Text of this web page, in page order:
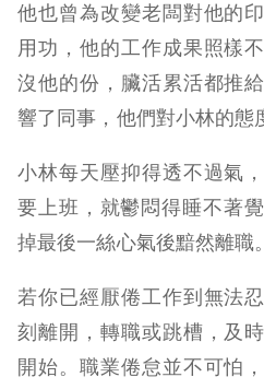
他也曾為改變老闆對他的
用功，他的工作成果照樣
沒他的份，臟活累活都推
響了同事，他們對小林的態
小林每天壓抑得透不過氣
要上班，就鬱悶得睡不著
掉最後一絲心氣後黯然離職。
若你已經厭倦工作到無法
刻離開，轉職或跳槽，及
開始。職業倦怠並不可怕